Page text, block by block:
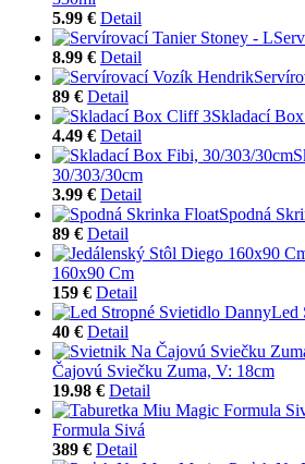
5.99 € Detail
8.99 € Detail
89 € Detail
Skladací
4.49 € Detail
30/303/30cm
3.99 € Detail
Spodná
89 € Detail
160x90 Cm
159 € Detail
Led
40 € Detail
Čajovú Sviečku Zuma, V: 18cm
19.98 € Detail
Formula Sivá
389 € Detail